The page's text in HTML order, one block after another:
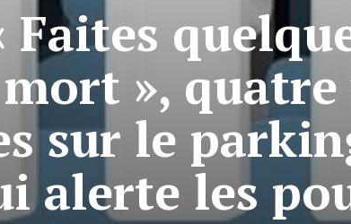
Faites
»,
sur le
alerte les